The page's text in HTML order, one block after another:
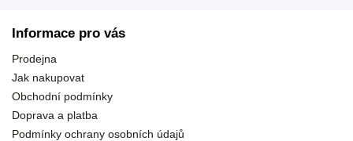
Informace pro vás
Prodejna
Jak nakupovat
Obchodní podmínky
Doprava a platba
Podmínky ochrany osobních údajů